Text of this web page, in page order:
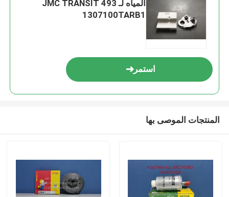
المياه لـ JMC TRANSIT 493
1307100TARB1
استمر
المنتجات الموصى بها